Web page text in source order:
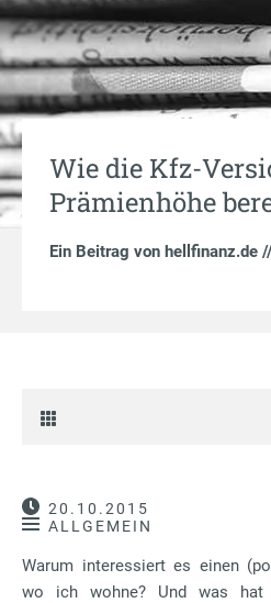
Wie die Kfz-
Prämienhöhe
Ein Beitrag von hellfinanz.de
20.10.2015
ALLGEMEIN
Warum interessiert es einen
wo ich wohne? Und was